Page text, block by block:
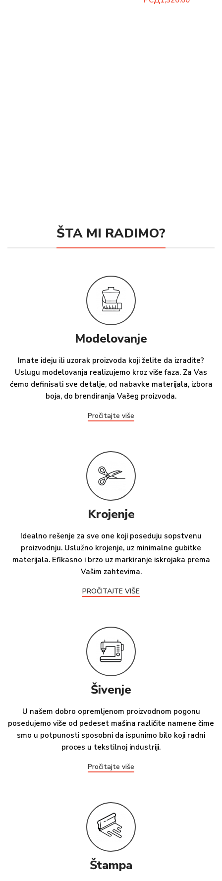
ŠTA MI RADIMO?
Modelovanje
Imate ideju ili uzorak proizvoda koji želite da izradite?
Uslugu modelovanja realizujemo kroz više faza. Za Vas
ćemo definisati sve detalje, od nabavke materijala, izbora
boja, do brendiranja Vašeg proizvoda.
Pročitajte više
Krojenje
Idealno rešenje za sve one koji poseduju sopstvenu
proizvodnju. Uslužno krojenje, uz minimalne gubitke
materijala. Efikasno i brzo uz markiranje iskrojaka prema
Vašim zahtevima.
PROČITAJTE VIŠE
Šivenje
U našem dobro opremljenom proizvodnom pogonu
posedujemo više od pedeset mašina različite namene čime
smo u potpunosti sposobni da ispunimo bilo koji radni
proces u tekstilnoj industriji.
Pročitajte više
Štampa